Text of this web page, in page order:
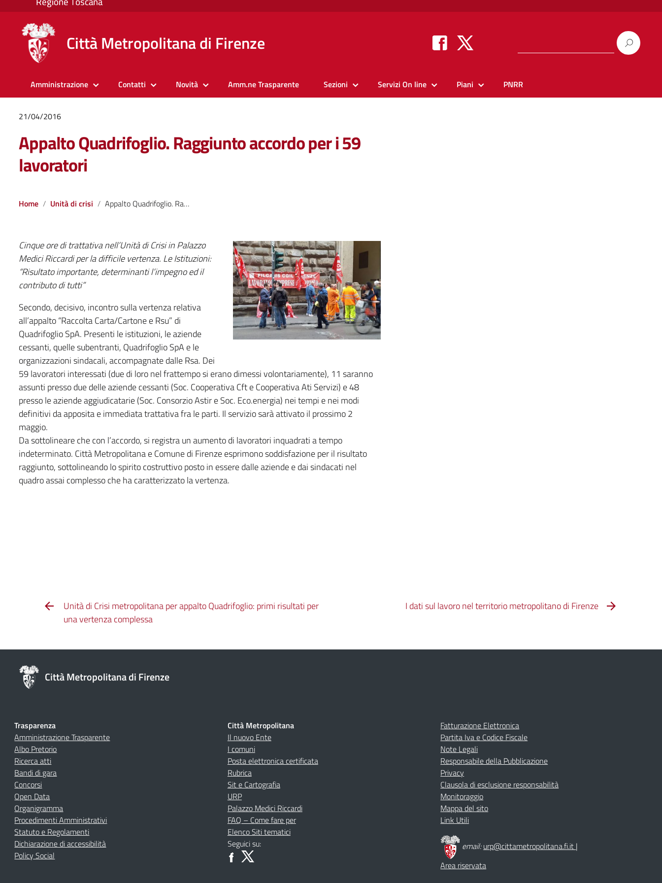
Città Metropolitana di Firenze
Amministrazione Contatti Novità Amm.ne Trasparente Sezioni Servizi On line Piani PNRR
21/04/2016
Appalto Quadrifoglio. Raggiunto accordo per i 59
lavoratori
Home Unità di crisi Appalto Quadrifoglio. Raggiunto accordo per i 59 lavoratori
Cinque ore di trattativa nell’Unità di Crisi in Palazzo
Medici Riccardi per la difficile vertenza. Le Istituzioni:
“Risultato importante, determinanti l’impegno ed il
contributo di tutti”
Secondo, decisivo, incontro sulla vertenza relativa
all’appalto “Raccolta Carta/Cartone e Rsu” di
Quadrifoglio SpA. Presenti le istituzioni, le aziende
cessanti, quelle subentranti, Quadrifoglio SpA e le
organizzazioni sindacali, accompagnate dalle Rsa. Dei
59 lavoratori interessati (due di loro nel frattempo si erano dimessi volontariamente), 11 saranno
assunti presso due delle aziende cessanti (Soc. Cooperativa Cft e Cooperativa Ati Servizi) e 48
presso le aziende aggiudicatarie (Soc. Consorzio Astir e Soc. Eco.energia) nei tempi e nei modi
definitivi da apposita e immediata trattativa fra le parti. Il servizio sarà attivato il prossimo 2
maggio.
Da sottolineare che con l’accordo, si registra un aumento di lavoratori inquadrati a tempo
indeterminato. Città Metropolitana e Comune di Firenze esprimono soddisfazione per il risultato
raggiunto, sottolineando lo spirito costruttivo posto in essere dalle aziende e dai sindacati nel
quadro assai complesso che ha caratterizzato la vertenza.
Unità di Crisi metropolitana per appalto Quadrifoglio: primi risultati per
una vertenza complessa
I dati sul lavoro nel territorio metropolitano di Firenze
Città Metropolitana di Firenze
Trasparenza
Amministrazione Trasparente
Albo Pretorio
Ricerca atti
Bandi di gara
Concorsi
Open Data
Organigramma
Procedimenti Amministrativi
Statuto e Regolamenti
Dichiarazione di accessibilità
Policy Social
Città Metropolitana
Il nuovo Ente
I comuni
Posta elettronica certificata
Rubrica
Sit e Cartografia
URP
Palazzo Medici Riccardi
FAQ – Come fare per
Elenco Siti tematici
Seguici su:
Fatturazione Elettronica
Partita Iva e Codice Fiscale
Note Legali
Responsabile della Pubblicazione
Privacy
Clausola di esclusione responsabilità
Monitoraggio
Mappa del sito
Link Utili
email:urp@cittametropolitana.fi.it |
Area riservata